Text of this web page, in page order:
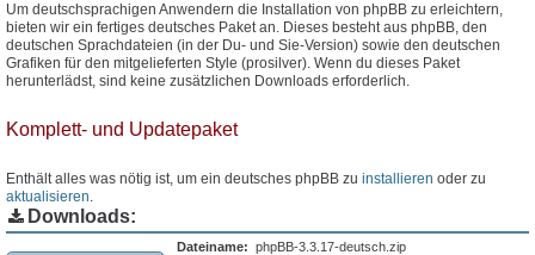
Um deutschsprachigen Anwendern die Installation von phpBB zu erleichtern,
bieten wir ein fertiges deutsches Paket an. Dieses besteht aus phpBB, den
deutschen Sprachdateien (in der Du- und Sie-Version) sowie den deutschen
Grafiken für den mitgelieferten Style (prosilver). Wenn du dieses Paket
herunterlädst, sind keine zusätzlichen Downloads erforderlich.
Komplett- und Updatepaket
Enthält alles was nötig ist, um ein deutsches phpBB zu installieren oder zu
aktualisieren.
Downloads:
Dateiname: phpBB-3.3.17-deutsch.zip